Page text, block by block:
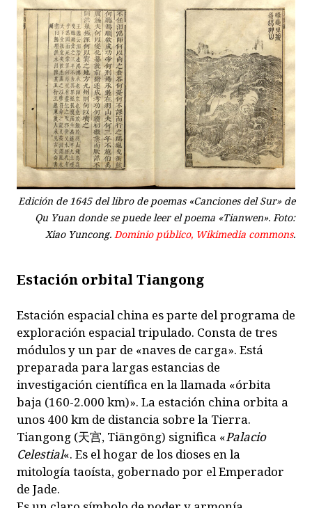
Edición de 1645 del libro de poemas «Canciones del Sur» de
Qu Yuan donde se puede leer el poema «Tianwen». Foto:
Xiao Yuncong. Dominio público, Wikimedia commons.
Estación orbital Tiangong
Estación espacial china es parte del programa de
exploración espacial tripulado. Consta de tres
módulos y un par de «naves de carga». Está
preparada para largas estancias de
investigación científica en la llamada «órbita
baja (160-2.000 km)». La estación china orbita a
unos 400 km de distancia sobre la Tierra.
Tiangong (天宫, Tiāngōng) significa «Palacio
Celestial«. Es el hogar de los dioses en la
mitología taoísta, gobernado por el Emperador
de Jade.